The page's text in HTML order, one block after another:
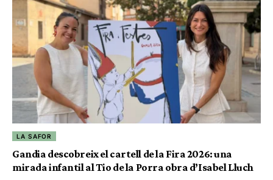
LA SAFOR
Gandia descobreix el cartell de la Fira 2026: una
mirada infantil al Tio de la Porra obra d’Isabel Lluch